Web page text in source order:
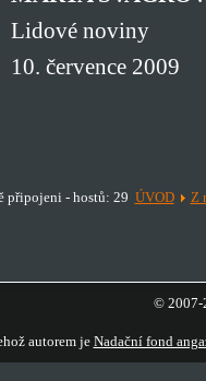
Lidové noviny
10. července 2009
připojeni - hostů: 29 ÚVOD Z
© 2007-
autorem je Nadační fond